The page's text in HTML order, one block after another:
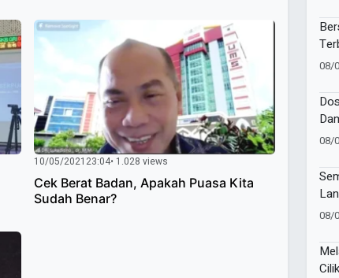
10/05/2021 23:04• 1.028 views
Cek Berat Badan, Apakah Puasa Kita
Sudah Benar?
08/
08/
08/